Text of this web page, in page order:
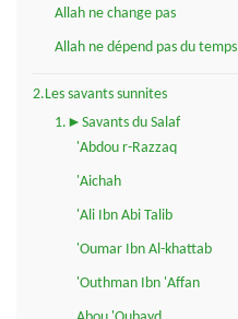
Allah ne change pas
Allah ne dépend pas du temps
2.Les savants sunnites
1.►Savants du Salaf
'Abdou r-Razzaq
'Aichah
'Ali Ibn Abi Talib
'Oumar Ibn Al-khattab
'Outhman Ibn 'Affan